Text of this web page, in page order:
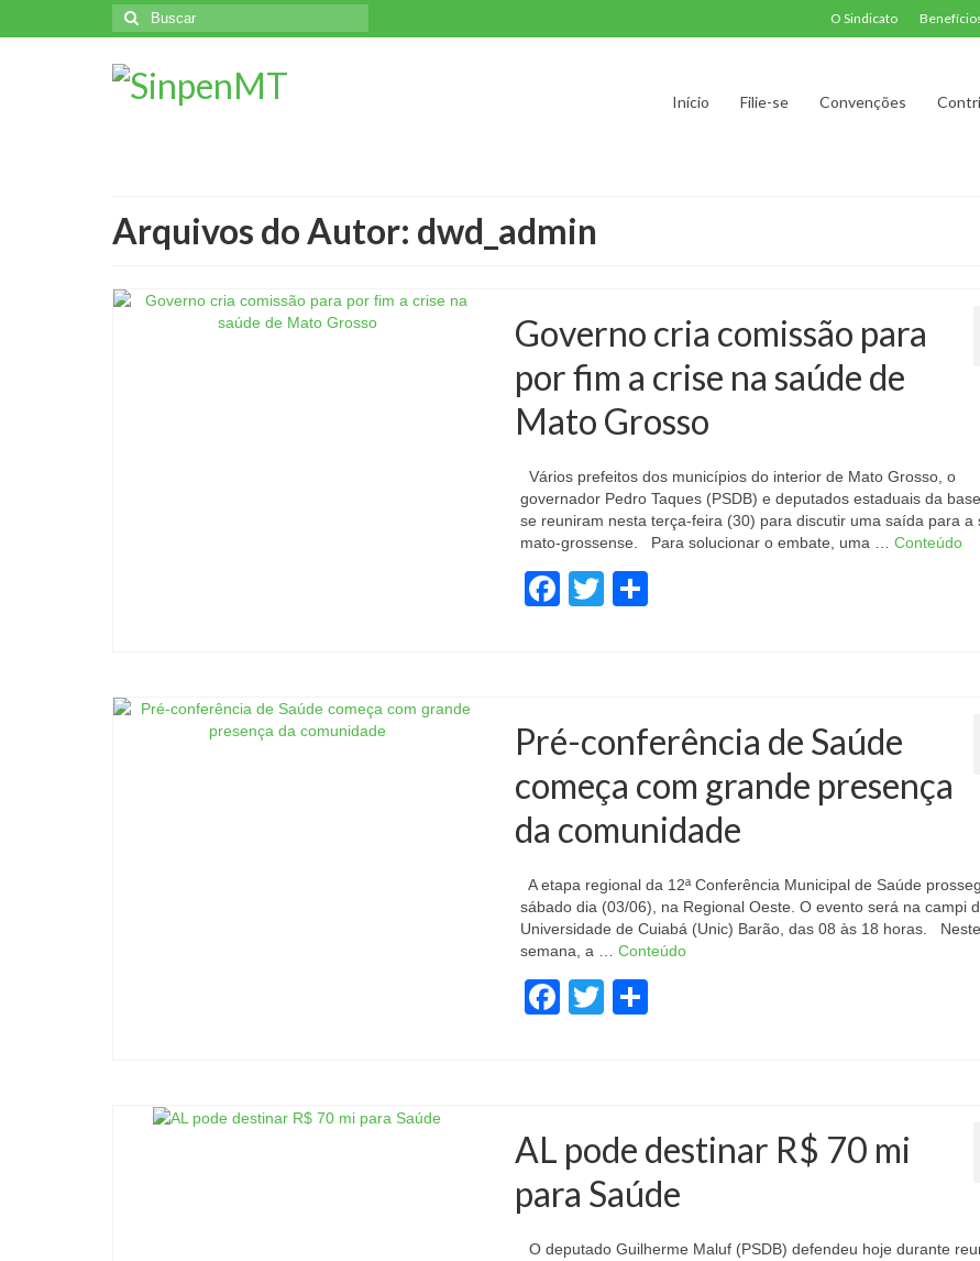
O Sindicato
Buscar
por:
Início Filie-se Convenções
Arquivos do Autor: dwd_admin
Governo cria comissão para
por fim a crise na saúde de
Mato Grosso
Vários prefeitos dos municípios do interior de Mato Grosso, o
governador Pedro Taques (PSDB) e deputados estaduais da
se reuniram nesta terça-feira (30) para discutir uma saída para a
mato-grossense. Para solucionar o embate, uma … Conteúdo
Facebook
Twitter
Pré-conferência de Saúde
começa com grande presença
da comunidade
A etapa regional da 12ª Conferência Municipal de Saúde
sábado dia (03/06), na Regional Oeste. O evento será na campi
Universidade de Cuiabá (Unic) Barão, das 08 às 18 horas.
semana, a … Conteúdo
Facebook
Twitter
AL pode destinar R$ 70 mi
para Saúde
O deputado Guilherme Maluf (PSDB) defendeu hoje durante